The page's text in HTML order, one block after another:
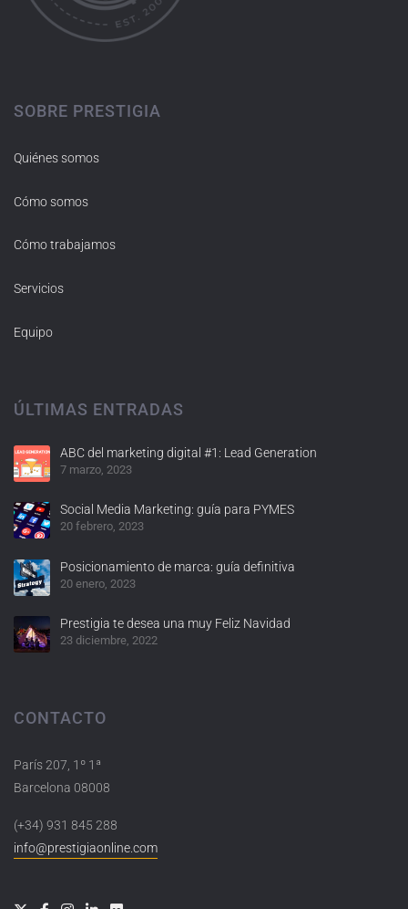
SOBRE PRESTIGIA
Quiénes somos
Cómo somos
Cómo trabajamos
Servicios
Equipo
ÚLTIMAS ENTRADAS
ABC del marketing digital #1: Lead Generation
7 marzo, 2023
Social Media Marketing: guía para PYMES
20 febrero, 2023
Posicionamiento de marca: guía definitiva
20 enero, 2023
Prestigia te desea una muy Feliz Navidad
23 diciembre, 2022
CONTACTO
París 207, 1º 1ª
Barcelona 08008
(+34) 931 845 288
info@prestigiaonline.com